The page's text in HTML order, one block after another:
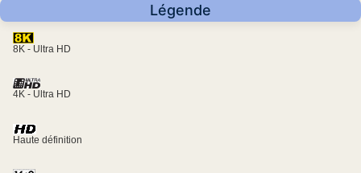
Légende
8K - Ultra HD
4K - Ultra HD
Haute définition